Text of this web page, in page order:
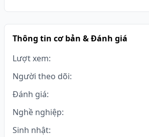
Thông tin cơ bản & Đánh giá
Lượt xem:
Người theo dõi:
Đánh giá:
Nghề nghiệp:
Sinh nhật: